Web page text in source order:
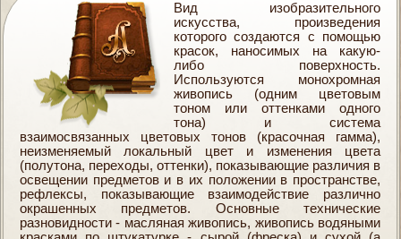
Вид изобразительного
искусства, произведения
которого создаются с помощью
красок, наносимых на какую-
либо поверхность.
Используются монохромная
живопись (одним цветовым
тоном или оттенками одного
тона) и система
взаимосвязанных цветовых тонов (красочная гамма),
неизменяемый локальный цвет и изменения цвета
(полутона, переходы, оттенки), показывающие различия в
освещении предметов и в их положении в пространстве,
рефлексы, показывающие взаимодействие различно
окрашенных предметов. Основные технические
разновидности - масляная живопись, живопись водяными